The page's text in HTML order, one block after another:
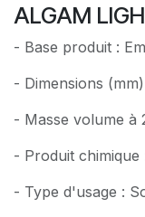
ALGAM
- Base produit :
- Dimensions
- Masse volume à
- Produit chimique
- Type d'usage :